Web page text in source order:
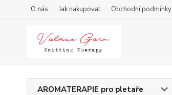
O nás Jak nakupovat Obchodní podmínky
AROMATERAPIE pro pletaře